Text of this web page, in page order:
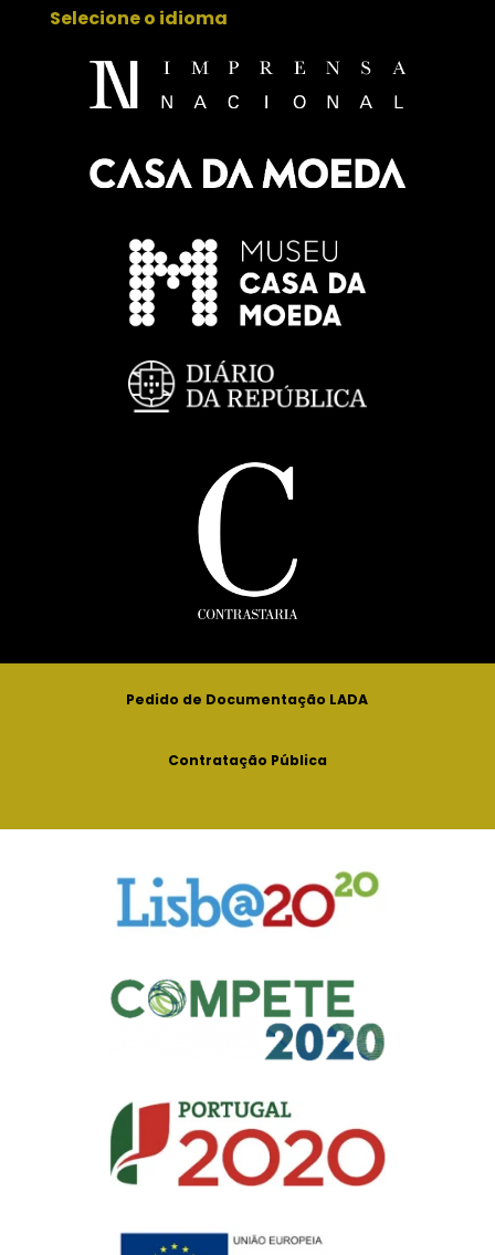
Selecione o idioma
Pedido de Documentação LADA
Contratação Pública